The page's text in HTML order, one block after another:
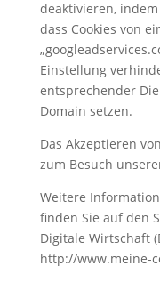
deaktivieren,
dass Cookies von
Einstellung
entsprechender
Domain setzen.
Das Akzeptieren
zum Besuch
Weitere
finden Sie auf den
Digitale Wirtschaft
http://www.meine-